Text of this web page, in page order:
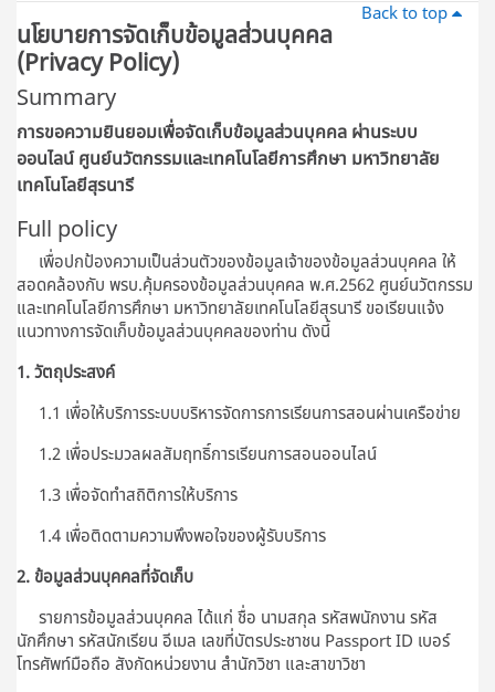
Back to top
นโยบายการจัดเก็บข้อมูลส่วนบุคคล
(Privacy Policy)
Summary
การขอความยินยอมเพื่อจัดเก็บข้อมูลส่วนบุคคล ผ่านระบบ
ออนไลน์ศูนย์นวัตกรรมและเทคโนโลยีการศึกษา มหาวิทยาลัย
เทคโนโลยีสุรนารี
Full policy
เพื่อปกป้องความเป็นส่วนตัวของข้อมูลเจ้าของข้อมูลส่วนบุคคล ให้
สอดคล้องกับ พรบ.คุ้มครองข้อมูลส่วนบุคคล พ.ศ.2562 ศูนย์นวัตกรรม
และเทคโนโลยีการศึกษา มหาวิทยาลัยเทคโนโลยีสุรนารี ขอเรียนแจ้ง
แนวทางการจัดเก็บข้อมูลส่วนบุคคลของท่าน ดังนี้
1. วัตถุประสงค์
1.1 เพื่อให้บริการระบบบริหารจัดการการเรียนการสอนผ่านเครือข่าย
1.2 เพื่อประมวลผลสัมฤทธิ์การเรียนการสอนออนไลน์
1.3 เพื่อจัดทำสถิติการให้บริการ
1.4 เพื่อติดตามความพึงพอใจของผู้รับบริการ
2. ข้อมูลส่วนบุคคลที่จัดเก็บ
รายการข้อมูลส่วนบุคคล ได้แก่ ชื่อ นามสกุล รหัสพนักงาน รหัส
นักศึกษา รหัสนักเรียน อีเมล เลขที่บัตรประชาชน Passport ID เบอร์
โทรศัพท์มือถือ สังกัดหน่วยงาน สำนักวิชา และสาขาวิชา